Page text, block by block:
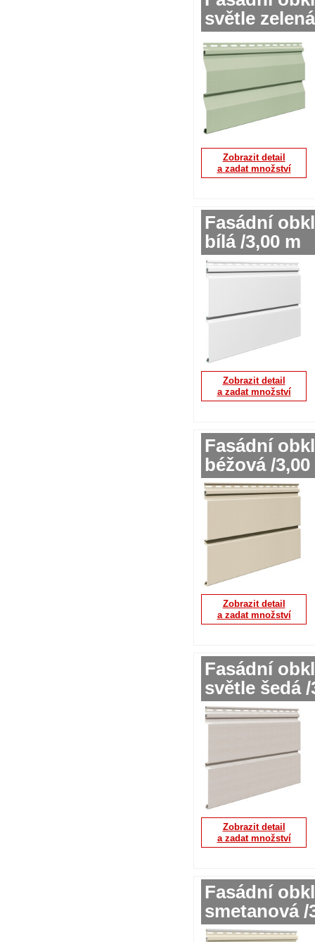
světle
Zobrazit detail
a zadat množství
Fasádní
bílá /3,00 m
Zobrazit detail
a zadat množství
Fasádní
béžová /3,00
Zobrazit detail
a zadat množství
Fasádní
světle šedá /
Zobrazit detail
a zadat množství
Fasádní
smetanová /